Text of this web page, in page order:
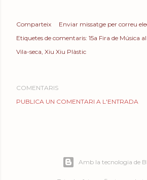
Comparteix
Enviar missatge per correu
Etiquetes de comentaris: 15a Fira de Música
Vila-seca Xiu Xiu Plàstic
COMENTARIS
PUBLICA UN COMENTARI A L'ENTRADA
Amb la tecnologia de